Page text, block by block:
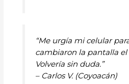
“Me urgía mi celular
cambiaron la pantalla
Volvería sin duda.”
– Carlos V. (Coyoacán)